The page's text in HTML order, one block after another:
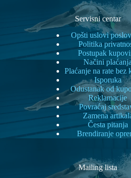
Servisni centar
Opšti uslovi
Politika
Postupak
Načini plaćanja
Plaćanje na rate bez
Isporuka
Odustanak od
Reklamacije
Povraćaj
Zamena
Česta pitanja
Brendiranje
Mailing lista